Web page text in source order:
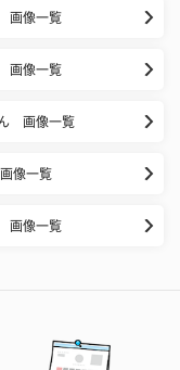
画像一覧
画像一覧
ん 画像一覧
像一覧
画像一覧